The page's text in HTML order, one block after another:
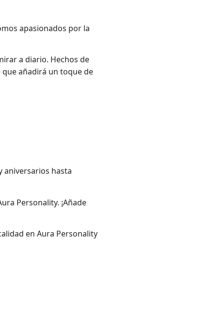
apasionados por la
a diario. Hechos de
añadirá un toque de
aniversarios hasta
Personality. ¡Añade
en Aura Personality